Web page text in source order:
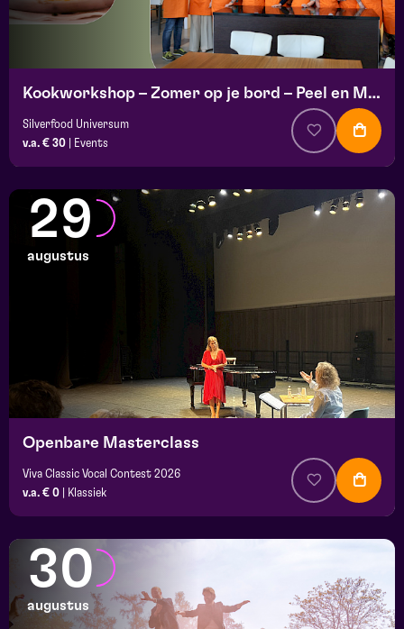
Kookworkshop – Zomer op je bord – Peel en Maas
Silverfood Universum
v.a. € 30
Events
29
augustus
Openbare Masterclass
Viva Classic Vocal Contest 2026
v.a. € 0
Klassiek
30
augustus